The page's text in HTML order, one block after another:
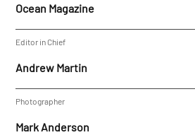
Ocean Magazine
Editor in Chief
Andrew Martin
Photographer
Mark Anderson